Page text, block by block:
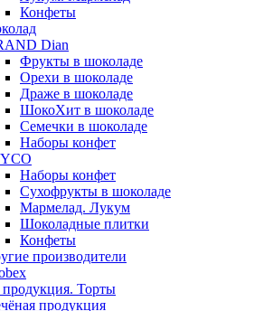
Конфеты
Dian
Фрукты в шоколаде
Орехи в шоколаде
Драже в шоколаде
ШокоХит в шоколаде
Семечки в шоколаде
Наборы конфет
Наборы конфет
Сухофрукты в шоколаде
Мармелад. Лукум
Шоколадные плитки
Конфеты
производители
продукция. Торты
продукция